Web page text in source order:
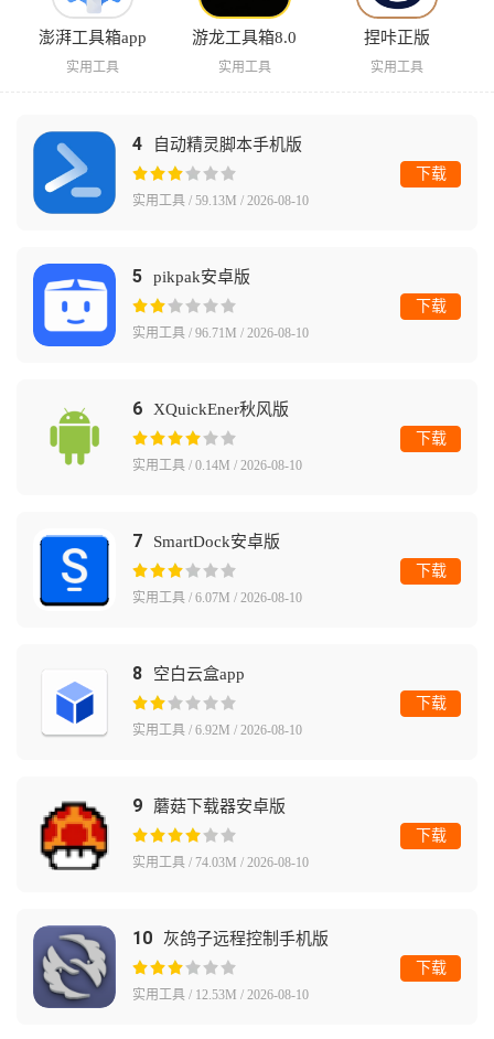
澎湃工具箱app
实用工具
游龙工具箱8.0
实用工具
捏咔正版
实用工具
4 自动精灵脚本手机版
实用工具 / 59.13M / 2026-08-10
下载
5 pikpak安卓版
实用工具 / 96.71M / 2026-08-10
下载
6 XQuickEner秋风版
实用工具 / 0.14M / 2026-08-10
下载
7 SmartDock安卓版
实用工具 / 6.07M / 2026-08-10
下载
8 空白云盒app
实用工具 / 6.92M / 2026-08-10
下载
9 蘑菇下载器安卓版
实用工具 / 74.03M / 2026-08-10
下载
10 灰鸽子远程控制手机版
实用工具 / 12.53M / 2026-08-10
下载